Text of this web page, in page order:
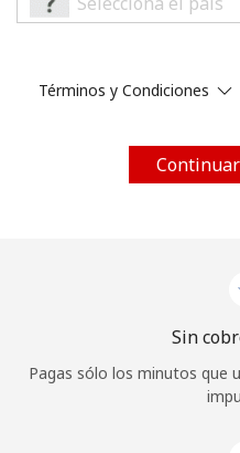
Al abrir una cuenta en
Términos y Condiciones
Sin
Pagas sólo los minutos que